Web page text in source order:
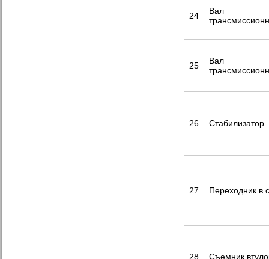
24
Вал
25
Вал
26 Стабилизатор
27 Переходник в
28 Съемник